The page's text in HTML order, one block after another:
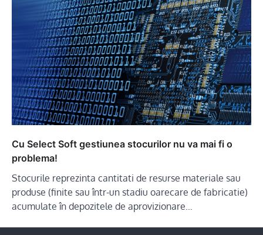
Cu Select Soft gestiunea stocurilor nu va mai fi o
problema!
Stocurile reprezinta cantitati de resurse materiale sau
produse (finite sau într-un stadiu oarecare de fabricatie)
acumulate în depozitele de aprovizionare…